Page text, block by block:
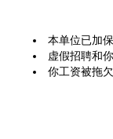
本单位已加保
虚假招聘和
你工资被拖